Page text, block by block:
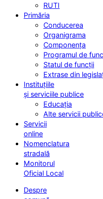
RUTI
Primăria
Conducerea
Organigrama
Componența
Programul de
Statul de funcții
Extrase din
Instituțiile
și serviciile publice
Educația
Alte servicii
Servicii
online
Nomenclatura
stradală
Monitorul
Oficial Local
Despre